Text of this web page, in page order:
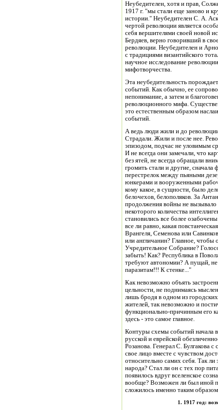
Неубедителен, хотя и прав,
1917 г. "мы стали еще заново и
истории." Неубедителен С. А.
чертой революции является
себя вершителями своей новой
Бердяев, верно говоривший в
революции. Неубедителен и
с традициями византийского
научное исследование
мифотворчества.
Эта неубедительность
событий. Как обычно, ее
непонимание, а затем и
революционного мифа.
это естественным образом
событий.
А ведь люди жили и до
Страдали. Жили и после нее.
эпизодом, подчас не уловимым
И не всегда они замечали, что
без ятей, не всегда обращали
громить стали и другие, сначала
перестрелок между пьяными
юнкерами и вооруженными
кому какое, в сущности, было
белочехов, белополяков. За
продолжения войны не вызывало
некоторого количества
становились все более
все ли равно, какая
Врангеля, Семенова или
или англичанин? Главное, чтобы
Учредительное Собрание?
забыть! Как? Республика в
требуют автономии? А пущай,
паразитам!!! К стенке..."
Как невозможно объять
цельности, не поднимаясь
лишь бродя в одном из
жителей, так невозможно и
функционально-причинным его
здесь - это самое главное.
Контуры схемы событий начала
русской и еврейской
Розанова. Генерал С. Булгакова
свое лицо вместе с чувством
относительно самих себя. Так ли
народа? Стал ли он с тех пор
появилось вдруг вселенское
вообще? Возможен ли был иной
сложилось именно таким
1. 1917 год: